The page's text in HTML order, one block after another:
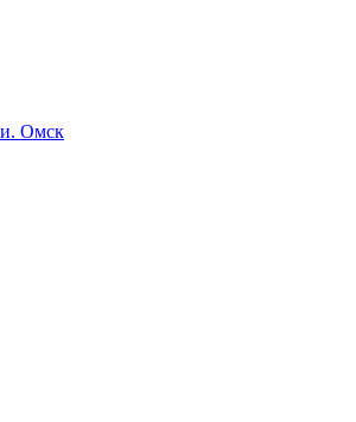
Омск